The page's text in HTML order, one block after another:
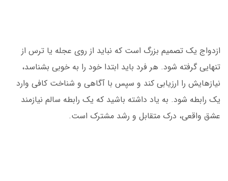
ازدواج یک تصمیم بزرگ است که نباید از روی عجله یا ترس از
تنهایی گرفته شود. هر فرد باید ابتدا خود را به خوبی بشناسد،
نیازهایش را ارزیابی کند و سپس با آگاهی و شناخت کافی وارد
یک رابطه شود. به یاد داشته باشید که یک رابطه سالم نیازمند
عشق واقعی، درک متقابل و رشد مشترک است.